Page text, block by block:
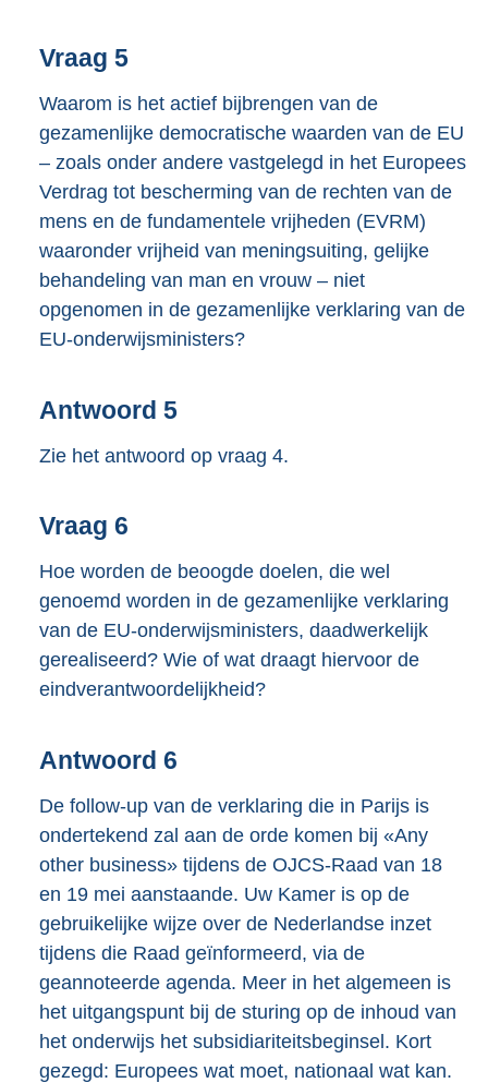
Vraag 5
Waarom is het actief bijbrengen van de
gezamenlijke democratische waarden van de EU
– zoals onder andere vastgelegd in het Europees
Verdrag tot bescherming van de rechten van de
mens en de fundamentele vrijheden (EVRM)
waaronder vrijheid van meningsuiting, gelijke
behandeling van man en vrouw – niet
opgenomen in de gezamenlijke verklaring van de
EU-onderwijsministers?
Antwoord 5
Zie het antwoord op vraag 4.
Vraag 6
Hoe worden de beoogde doelen, die wel
genoemd worden in de gezamenlijke verklaring
van de EU-onderwijsministers, daadwerkelijk
gerealiseerd? Wie of wat draagt hiervoor de
eindverantwoordelijkheid?
Antwoord 6
De follow-up van de verklaring die in Parijs is
ondertekend zal aan de orde komen bij «Any
other business» tijdens de OJCS-Raad van 18
en 19 mei aanstaande. Uw Kamer is op de
gebruikelijke wijze over de Nederlandse inzet
tijdens die Raad geïnformeerd, via de
geannoteerde agenda. Meer in het algemeen is
het uitgangspunt bij de sturing op de inhoud van
het onderwijs het subsidiariteitsbeginsel. Kort
gezegd: Europees wat moet, nationaal wat kan.